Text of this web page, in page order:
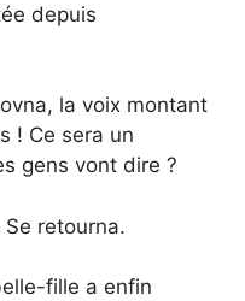
depuis
la voix montant
! Ce sera un
gens vont dire ?
Se retourna.
fille a enfin